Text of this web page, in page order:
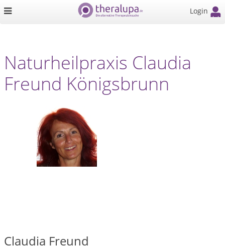
Login
Naturheilpraxis Claudia
Freund Königsbrunn
Claudia Freund